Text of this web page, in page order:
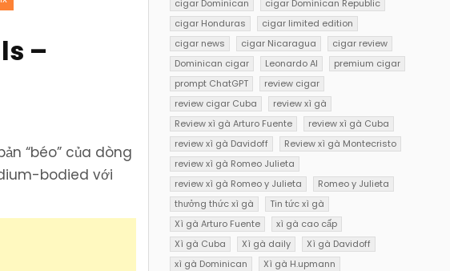
–
“béo” của dòng
bodied với
cigar Dominican
cigar Dominican Republic
cigar Honduras
cigar limited edition
cigar news
cigar Nicaragua
cigar review
Dominican cigar
Leonardo AI
premium cigar
prompt ChatGPT
review cigar
review cigar Cuba
review xì gà
Review xì gà Arturo Fuente
review xì gà Cuba
review xì gà Davidoff
Review xì gà Montecristo
review xì gà Romeo Julieta
review xì gà Romeo y Julieta
Romeo y Julieta
thưởng thức xì gà
Tin tức xì gà
Xì gà Arturo Fuente
xì gà cao cấp
Xì gà Cuba
Xì gà daily
Xì gà Davidoff
xì gà Dominican
Xì gà H.upmann